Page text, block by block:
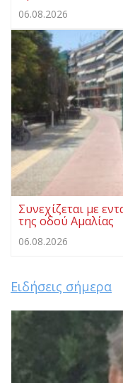
06.08.2026
Συνεχίζεται με
της οδού Αμαλίας
06.08.2026
Ειδήσεις σήμερα